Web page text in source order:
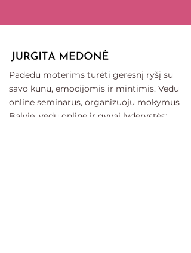
Padedu moterims turėti geresnį ryšį su
savo kūnu, emocijomis ir mintimis. Vedu
online seminarus, organizuoju mokymus
Balyje, vedu online ir gyvai lyderystės;